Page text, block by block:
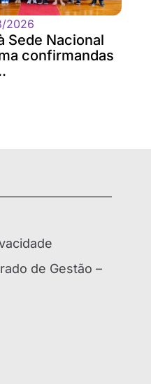
2026
Sede Nacional
confirmandas
de Gestão –